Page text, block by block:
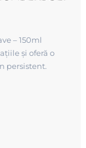
– 150ml
și oferă o
persistent.